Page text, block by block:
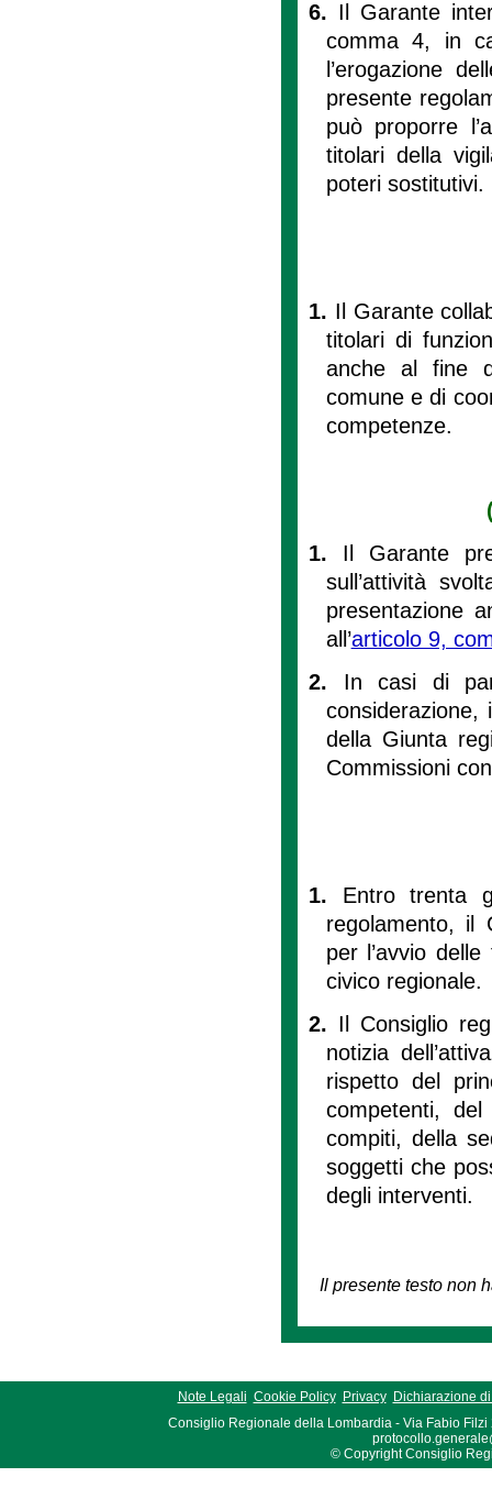
6. Il Garante
comma 4, in
l’erogazione
presente
può proporre
titolari della
poteri sostitutivi.
1. Il Garante
titolari di
anche al fine
comune e di
competenze.
1. Il Garante
sull’attività
presentazione
all’articolo 9,
2. In casi di
della Giunta
Commissioni
1. Entro trenta
regolamento, il
per l’avvio
civico regionale.
2. Il Consiglio
notizia
rispetto del
competenti,
compiti, della
soggetti che
degli interventi.
Il presente testo non
Note Legali Cookie Policy Privacy
Dichiarazione
Consiglio Regionale della Lombardia - Via Fabio Filzi
© Copyright Consiglio